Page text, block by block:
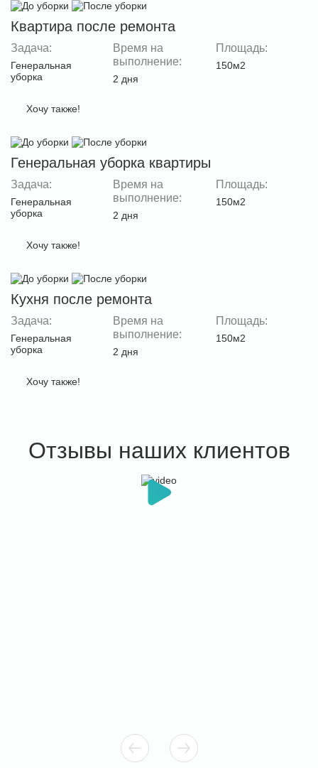
Квартира после ремонта
Задача:
Генеральная
уборка
Время на
выполнение:
2 дня
Площадь:
150м2
Хочу также!
Генеральная уборка квартиры
Задача:
Генеральная
уборка
Время на
выполнение:
2 дня
Площадь:
150м2
Хочу также!
Кухня после ремонта
Задача:
Генеральная
уборка
Время на
выполнение:
2 дня
Площадь:
150м2
Хочу также!
Отзывы наших клиентов